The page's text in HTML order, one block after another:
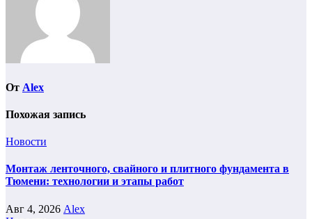
От Alex
Похожая запись
Новости
Монтаж ленточного, свайного и плитного фундамента в
Тюмени: технологии и этапы работ
Авг 4, 2026 Alex